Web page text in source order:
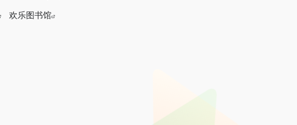
欢乐图书馆